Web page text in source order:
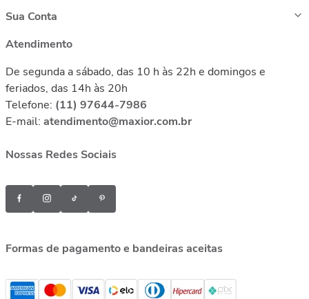
Sua Conta
Atendimento
De segunda a sábado, das 10 h às 22h e domingos e
feriados, das 14h às 20h
Telefone: (11) 97644-7986
E-mail: atendimento@maxior.com.br
Nossas Redes Sociais
Formas de pagamento e bandeiras aceitas